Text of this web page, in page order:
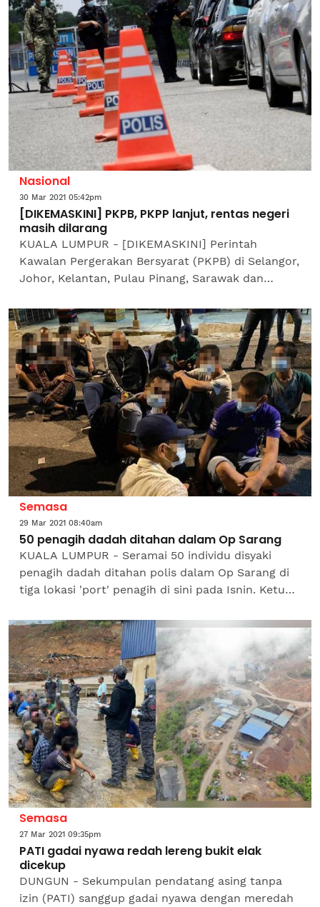
Nasional
30 Mar 2021 05:42pm
[DIKEMASKINI] PKPB, PKPP lanjut, rentas negeri
masih dilarang
KUALA LUMPUR - [DIKEMASKINI] Perintah
Kawalan Pergerakan Bersyarat (PKPB) di Selangor,
Johor, Kelantan, Pulau Pinang, Sarawak dan
dua minggu lagi, manakala...
Semasa
29 Mar 2021 08:40am
50 penagih dadah ditahan dalam Op Sarang
KUALA LUMPUR - Seramai 50 individu disyaki
penagih dadah ditahan polis dalam Op Sarang di
tiga lokasi 'port' penagih di sini pada Isnin. Ketua
Semasa
27 Mar 2021 09:35pm
PATI gadai nyawa redah lereng bukit elak
dicekup
DUNGUN - Sekumpulan pendatang asing tanpa
izin (PATI) sanggup gadai nyawa dengan meredah